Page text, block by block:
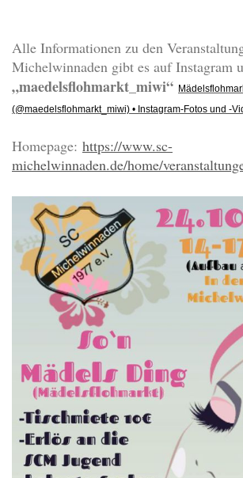
Alle Informationen zu den
Michelwinnaden gibt es auf Instagram
„maedelsflohmarkt_miwi“
(@maedelsflohmarkt_miwi) • Instagram-Fotos und -
Homepage: https://www.sc-
michelwinnaden.de/home/